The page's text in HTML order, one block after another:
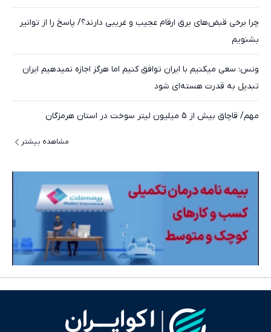
چرا برخی قبض‌های برق ارقام عجیب و غریبی دارند؟/ پاسخ را از توانیر
بشنویم
ونس: سعی میکنیم با ایران توافق کنیم اما هرگز اجازه نمیدهیم ایران
تبدیل به قدرت هسته‌ای شود
مهم/ قاچاق بیش از 5 میلیون لیتر سوخت در استان هرمزگان
مشاهده بیشتر